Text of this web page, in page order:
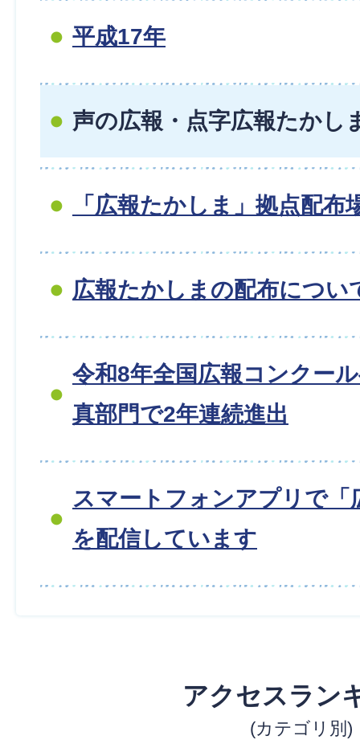
平成17年
声の広報・点字広報たかし
「広報たかしま」拠点配布
広報たかしまの配布につい
令和8年全国広報コンクー
真部門で2年連続進出
スマートフォンアプリで「
を配信しています
アクセスラン
(カテゴリ別)